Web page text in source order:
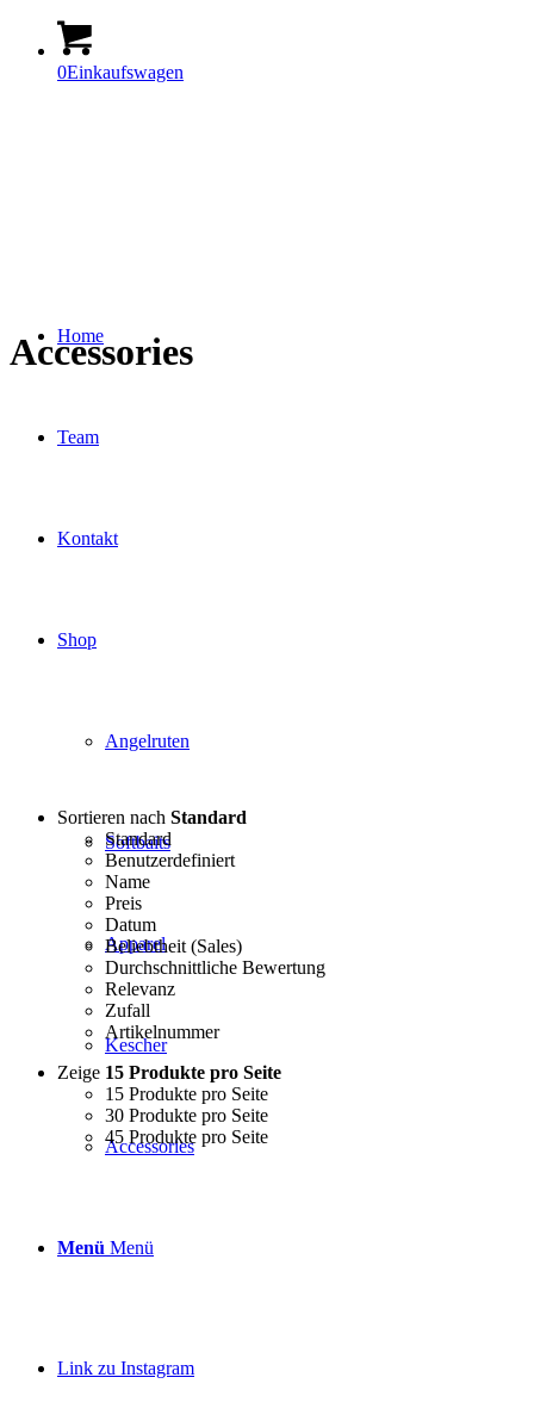
0Einkaufswagen
Home
Team
Kontakt
Shop
Angelruten
Softbaits
Apparel
Kescher
Accessories
Menü Menü
Link zu Instagram
Accessories
Sortieren nach Standard
Standard
Benutzerdefiniert
Name
Preis
Datum
Beliebtheit (Sales)
Durchschnittliche Bewertung
Relevanz
Zufall
Artikelnummer
Zeige 15 Produkte pro Seite
15 Produkte pro Seite
30 Produkte pro Seite
45 Produkte pro Seite